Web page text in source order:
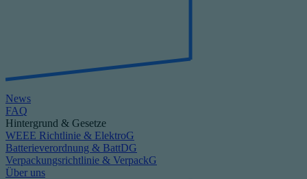
News
FAQ
Hintergrund & Gesetze
WEEE Richtlinie & ElektroG
Batterieverordnung & BattDG
Verpackungsrichtlinie & VerpackG
Über uns